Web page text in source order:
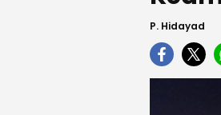
P. Hidayad